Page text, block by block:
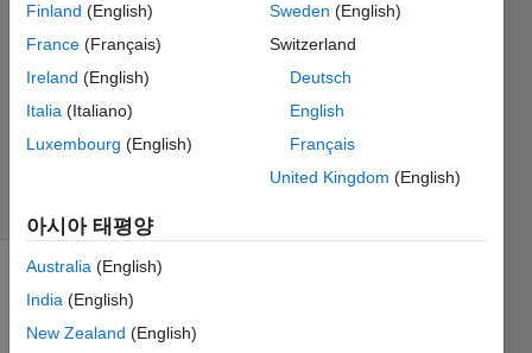
2018 1월
24
1 답변
업데이트
1월 25
Finland (English)
France (Français)
Ireland (English)
Italia (Italiano)
Luxembourg (English)
Sweden (English)
Switzerland
Deutsch
English
Français
United Kingdom (English)
아시아 태평양
Australia (English)
India (English)
New Zealand (English)